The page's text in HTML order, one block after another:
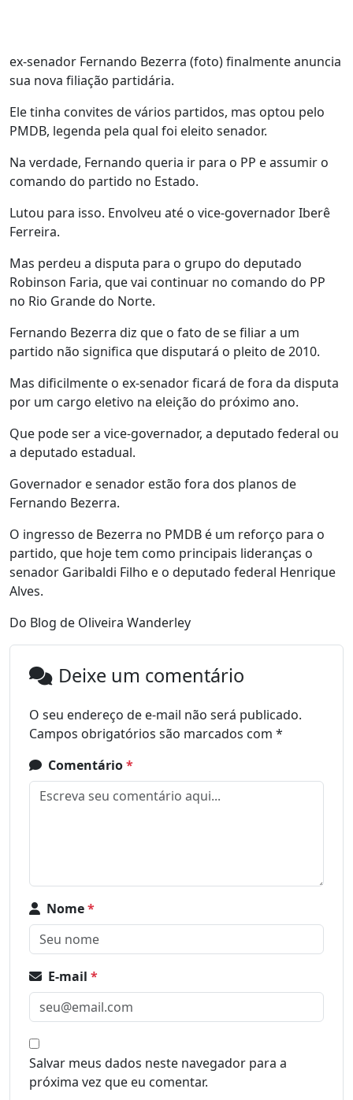
ex-senador Fernando Bezerra (foto) finalmente anuncia
sua nova filiação partidária.
Ele tinha convites de vários partidos, mas optou pelo
PMDB, legenda pela qual foi eleito senador.
Na verdade, Fernando queria ir para o PP e assumir o
comando do partido no Estado.
Lutou para isso. Envolveu até o vice-governador Iberê
Ferreira.
Mas perdeu a disputa para o grupo do deputado
Robinson Faria, que vai continuar no comando do PP
no Rio Grande do Norte.
Fernando Bezerra diz que o fato de se filiar a um
partido não significa que disputará o pleito de 2010.
Mas dificilmente o ex-senador ficará de fora da disputa
por um cargo eletivo na eleição do próximo ano.
Que pode ser a vice-governador, a deputado federal ou
a deputado estadual.
Governador e senador estão fora dos planos de
Fernando Bezerra.
O ingresso de Bezerra no PMDB é um reforço para o
partido, que hoje tem como principais lideranças o
senador Garibaldi Filho e o deputado federal Henrique
Alves.
Do Blog de Oliveira Wanderley
Deixe um comentário
O seu endereço de e-mail não será publicado.
Campos obrigatórios são marcados com *
Comentário*
Nome*
E-mail *
Salvar meus dados neste navegador para a
próxima vez que eu comentar.